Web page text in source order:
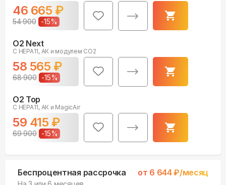
46 665 ₽
54 900 -15%
O2 Next
С HEPA11, АК и модулем СО2
58 565 ₽
68 900 -15%
O2 Top
С HEPA11, АК и MagicAir
59 415 ₽
69 900 -15%
Беспроцентная рассрочка от 6 644₽/месяц